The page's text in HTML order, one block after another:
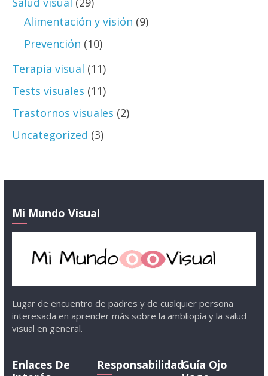
Alimentación y visión (9)
Prevención (10)
Terapia visual (11)
Tests visuales (11)
Trastornos visuales (2)
Uncategorized (3)
Mi Mundo Visual
Lugar de encuentro de padres y de cualquier persona
interesada en aprender más sobre la ambliopía y la salud
visual en general.
Enlaces De
ResponsabilidadGuía Ojo